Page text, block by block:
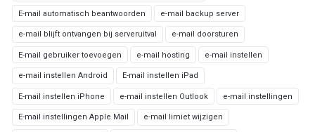
E-mail automatisch beantwoorden e-mail backup server
e-mail blijft ontvangen bij serveruitval e-mail doorsturen
E-mail gebruiker toevoegen e-mail hosting e-mail instellen
e-mail instellen Android E-mail instellen iPad
E-mail instellen iPhone e-mail instellen Outlook e-mail instellingen
E-mail instellingen Apple Mail e-mail limiet wijzigen